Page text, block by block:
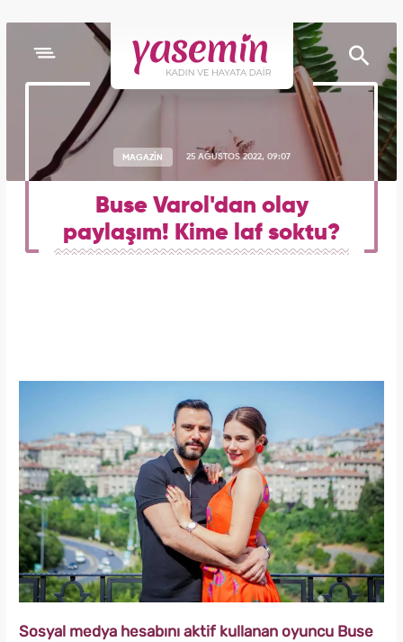
MAGAZİN 25 AĞUSTOS 2022, 09:07
Buse Varol'dan olay
paylaşım! Kime laf soktu?
Sosyal medya hesabını aktif kullanan oyuncu Buse